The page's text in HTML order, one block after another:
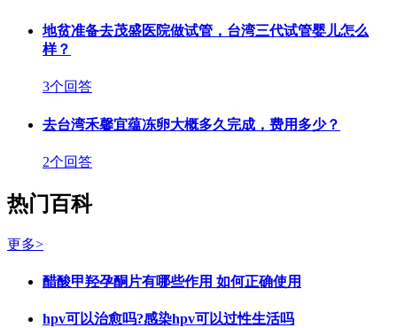
地贫准备去茂盛医院做试管，台湾三代试管婴儿怎么
样？
3个回答
去台湾禾馨宜蕴冻卵大概多久完成，费用多少？
2个回答
热门百科
更多>
醋酸甲羟孕酮片有哪些作用 如何正确使用
hpv可以治愈吗?感染hpv可以过性生活吗